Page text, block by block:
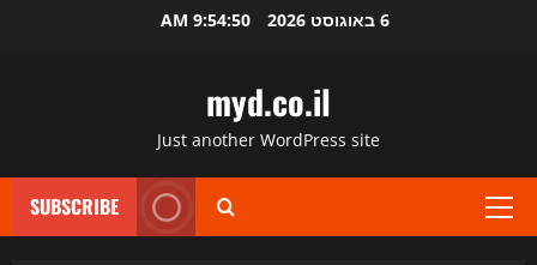
6 באוגוסט 2026 9:54:50 AM
myd.co.il
Just another WordPress site
Primary
SUBSCRIBE